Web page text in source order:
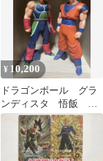
¥ 10,200
ドラゴンボール グラ
ンディスタ 悟飯 バ
ーダック フィギュア